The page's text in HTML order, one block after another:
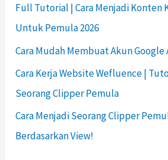
Full Tutorial | Cara Menjadi Konten
Untuk Pemula 2026
Cara Mudah Membuat Akun Google
Cara Kerja Website Wefluence |
Seorang Clipper Pemula
Cara Menjadi Seorang Clipper
Berdasarkan View!